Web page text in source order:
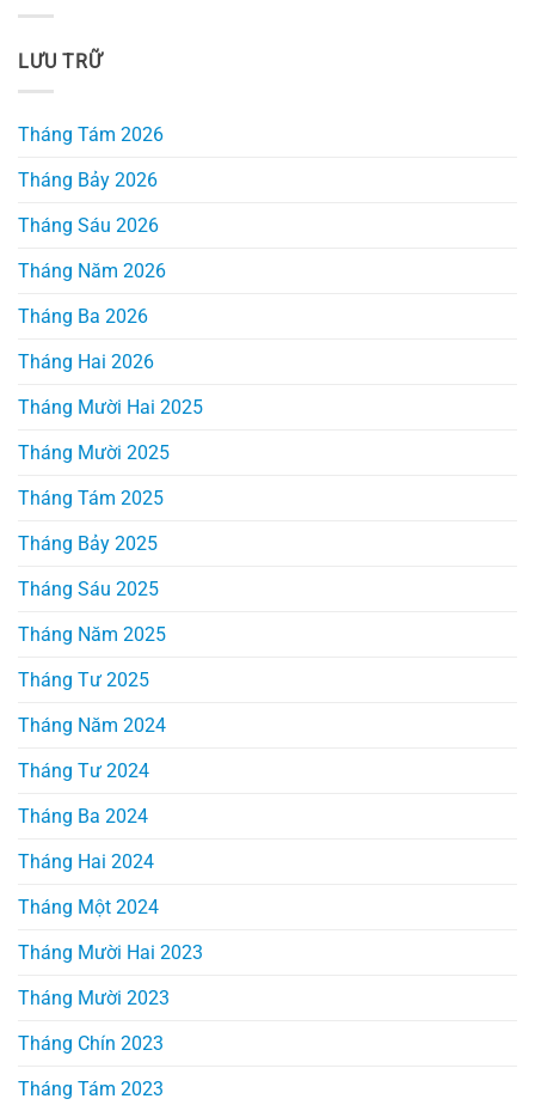
LƯU TRỮ
Tháng Tám 2026
Tháng Bảy 2026
Tháng Sáu 2026
Tháng Năm 2026
Tháng Ba 2026
Tháng Hai 2026
Tháng Mười Hai 2025
Tháng Mười 2025
Tháng Tám 2025
Tháng Bảy 2025
Tháng Sáu 2025
Tháng Năm 2025
Tháng Tư 2025
Tháng Năm 2024
Tháng Tư 2024
Tháng Ba 2024
Tháng Hai 2024
Tháng Một 2024
Tháng Mười Hai 2023
Tháng Mười 2023
Tháng Chín 2023
Tháng Tám 2023